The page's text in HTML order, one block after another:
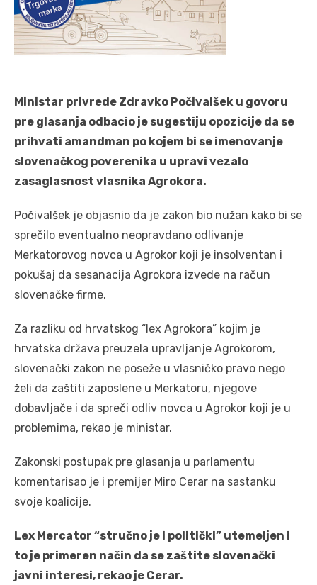
Ministar privrede Zdravko Počivalšek u govoru
pre glasanja odbacio je sugestiju opozicije da se
prihvati amandman po kojem bi se imenovanje
slovenačkog poverenika u upravi vezalo
zasaglasnost vlasnika Agrokora.
Počivalšek je objasnio da je zakon bio nužan kako bi se
sprečilo eventualno neopravdano odlivanje
Merkatorovog novca u Agrokor koji je insolventan i
pokušaj da sesanacija Agrokora izvede na račun
slovenačke firme.
Za razliku od hrvatskog “lex Agrokora” kojim je
hrvatska država preuzela upravljanje Agrokorom,
slovenački zakon ne poseže u vlasničko pravo nego
želi da zaštiti zaposlene u Merkatoru, njegove
dobavljače i da spreči odliv novca u Agrokor koji je u
problemima, rekao je ministar.
Zakonski postupak pre glasanja u parlamentu
komentarisao je i premijer Miro Cerar na sastanku
svoje koalicije.
Lex Mercator “stručno je i politički” utemeljen i
to je primeren način da se zaštite slovenački
javni interesi, rekao je Cerar.